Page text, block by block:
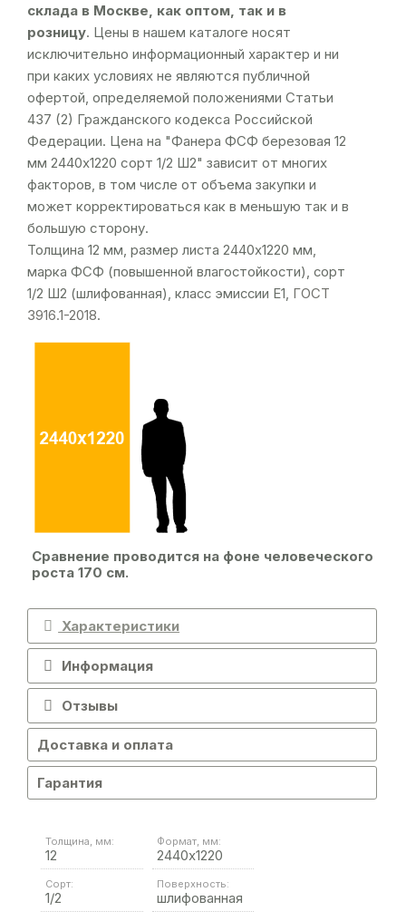
склада в Москве, как оптом, так и в
розницу. Цены в нашем каталоге носят
исключительно информационный характер и ни
при каких условиях не являются публичной
офертой, определяемой положениями Статьи
437 (2) Гражданского кодекса Российской
Федерации. Цена на "Фанера ФСФ березовая 12
мм 2440х1220 сорт 1/2 Ш2" зависит от многих
факторов, в том числе от объема закупки и
может корректироваться как в меньшую так и в
большую сторону.
Толщина 12 мм, размер листа 2440х1220 мм,
марка ФСФ (повышенной влагостойкости), сорт
1/2 Ш2 (шлифованная), класс эмиссии Е1, ГОСТ
3916.1-2018.
Сравнение проводится на фоне человеческого
роста 170 см.
Характеристики
Информация
Отзывы
Доставка и оплата
Гарантия
Толщина, мм:
12
Формат, мм:
2440х1220
Сорт:
1/2
Поверхность:
шлифованная